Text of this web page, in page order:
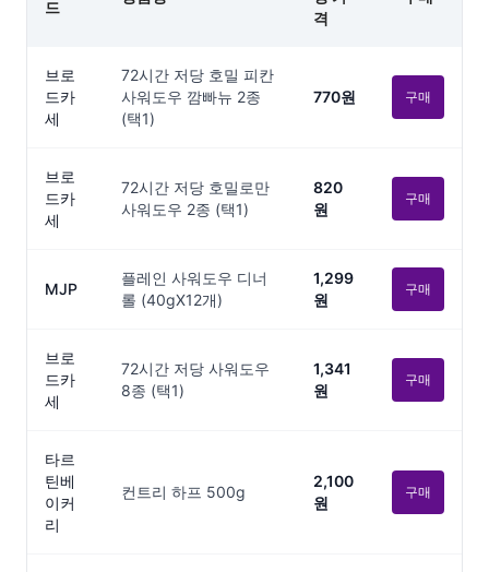
드
격
브로
드카
세
72시간 저당 호밀 피칸
사워도우 깜빠뉴 2종
(택1)
770원 구매
브로
드카
세
72시간 저당 호밀로만
사워도우 2종 (택1)
820
원
구매
MJP
플레인 사워도우 디너
롤 (40gX12개)
1,299
원
구매
브로
드카
세
72시간 저당 사워도우
8종 (택1)
1,341
원
구매
타르
틴베
이커
리
컨트리 하프 500g
2,100
원
구매